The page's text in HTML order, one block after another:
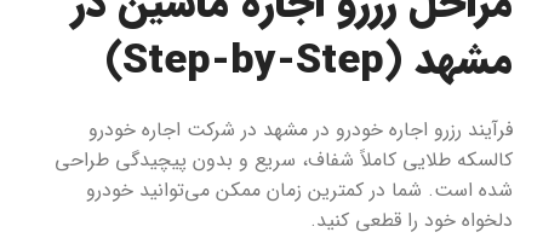
مشهد (Step-by-Step)
فرآیند رزرو اجاره خودرو در مشهد در شرکت اجاره خودرو
کالسکه طلایی کاملاً شفاف، سریع و بدون پیچیدگی طراحی
شده است. شما در کمترین زمان ممکن می‌توانید خودرو
دلخواه خود را قطعی کنید.